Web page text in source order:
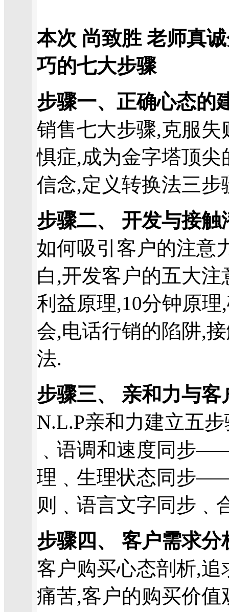
本次 尚致胜 老师真
巧的七大步骤
步骤一、正确心态的
销售七大步骤,克服失
惧症,成为金字塔顶尖
信念,定义转换法三步
步骤二、 开发与接触
如何吸引客户的注意
白,开发客户的五大注
利益原理,10分钟原理
会,电话行销的陷阱,
法.
步骤三、 亲和力与客
N.L.P亲和力建立五
﹑语调和速度同步
理﹑生理状态同步
则﹑语言文字同步﹑
步骤四、 客户需求分
客户购买心态剖析,追
痛苦,客户的购买价值